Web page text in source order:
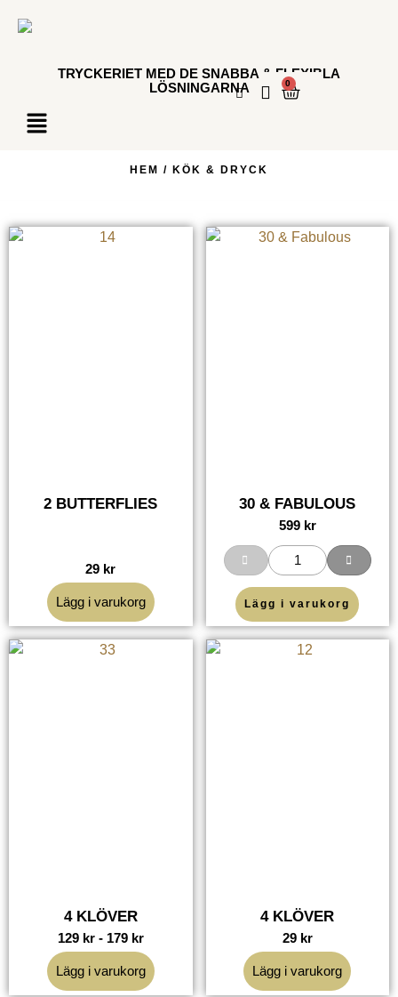
TRYCKERIET MED DE SNABBA & FLEXIBLA
LÖSNINGARNA
0
HEM / KÖK & DRYCK
2 BUTTERFLIES
29 kr
Lägg i varukorg
30 & FABULOUS
599 kr
Lägg i varukorg
4 KLÖVER
129 kr- 179 kr
Lägg i varukorg
4 KLÖVER
29 kr
Lägg i varukorg